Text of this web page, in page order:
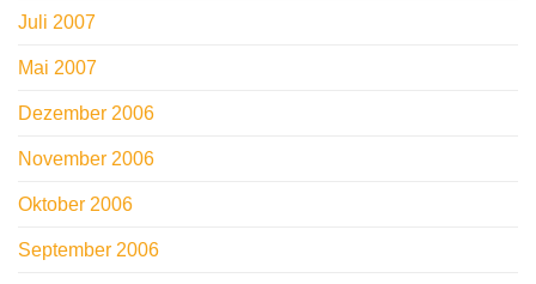
Juli 2007
Mai 2007
Dezember 2006
November 2006
Oktober 2006
September 2006